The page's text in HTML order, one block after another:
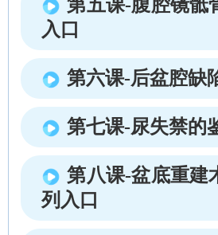
第五课-腹腔镜骶
入口
第六课-后盆腔缺
第七课-尿失禁的
第八课-盆底重建
列入口